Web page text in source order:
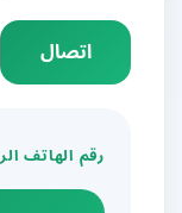
اتصال
رقم الهاتف الرئيسي